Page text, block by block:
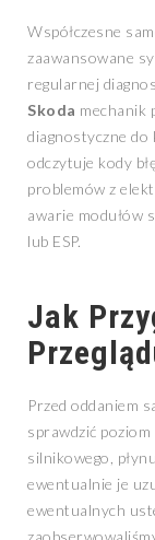
Współczesne
zaawansowane
regularnej
Skoda mechanik
diagnostyczne do
odczytuje kody
problemów z
awarie modułów
lub ESP.
Jak
Przed oddaniem
sprawdzić
silnikowego,
ewentualnie je
ewentualnych